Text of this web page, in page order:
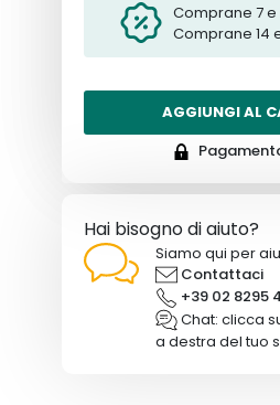
Comprane 7
Comprane 14
AGGIUNGI AL
Hai bisogno di aiuto?
Siamo qui per
Contattaci
+39 02 8295
Chat: clicca
a destra del tuo